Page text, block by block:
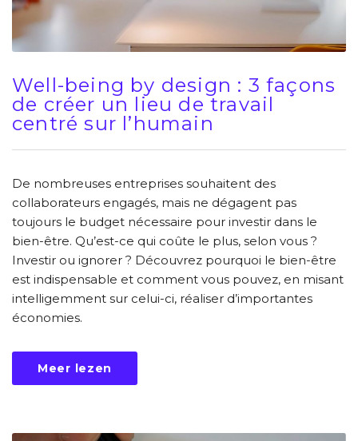
Well-being by design : 3 façons
de créer un lieu de travail
centré sur l’humain
De nombreuses entreprises souhaitent des
collaborateurs engagés, mais ne dégagent pas
toujours le budget nécessaire pour investir dans le
bien-être. Qu’est-ce qui coûte le plus, selon vous ?
Investir ou ignorer ? Découvrez pourquoi le bien-être
est indispensable et comment vous pouvez, en misant
intelligemment sur celui-ci, réaliser d’importantes
économies.
Meer lezen